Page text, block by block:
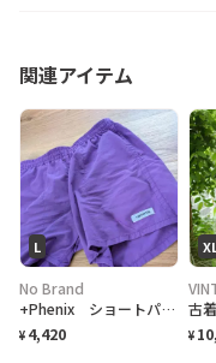
関連アイテム
L
No Brand
+Phenix ショートパンツ
¥ 4,420 ¥